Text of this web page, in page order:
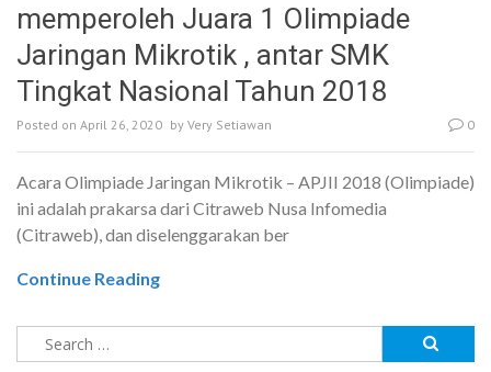
memperoleh Juara 1 Olimpiade
Jaringan Mikrotik , antar SMK
Tingkat Nasional Tahun 2018
Posted on April 26, 2020 by Very Setiawan 0
Acara Olimpiade Jaringan Mikrotik – APJII 2018 (Olimpiade)
ini adalah prakarsa dari Citraweb Nusa Infomedia
(Citraweb), dan diselenggarakan ber
Continue Reading
Search
for: